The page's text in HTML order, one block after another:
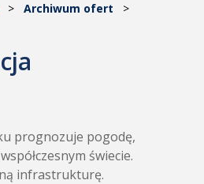
> Archiwum ofert >
prognozuje pogodę,
świecie.
infrastrukturę.